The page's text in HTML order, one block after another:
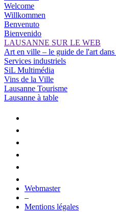
Welcome
Willkommen
Benvenuto
Bienvenido
LAUSANNE SUR LE WEB
Art en ville – le guide de l'art
Services industriels
SiL Multimédia
Vins de la Ville
Lausanne Tourisme
Lausanne à table
Webmaster
–
Mentions légales